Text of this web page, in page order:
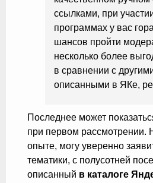
ссылками, при
программах у вас
шансов пройти
несколько более
в сравнении с
описанными в ЯКе,
Последнее может
при первом рассмотрении.
опыте, могу уверенно
тематики, с полусотней
описанный в каталоге